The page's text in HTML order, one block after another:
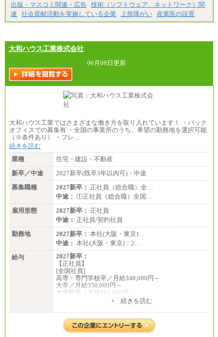
間に応じて、時間外手当等を支給。
エリアサポート職 月給188,000円
■（株）JTBグローバルマーケティング＆トラベル
訪日事業職 月給202,000～227,000円＋地域間調整
給
※詳細はJTBキャリアサイトよりご確認ください。
■(株)JTBビジネストランスフォーム
総合職 月給205,000～225,000円＋地域間調整給
エリア総合職 月給185,000円＋地域間調整給
■(株)JTBデータサービス ※2027年新卒募集終了
総合職 月給186,000～194,000円＋地域手当
■I&Jデジタルイノベーション(株)
総合職 月給224,500～242,600円＋地域手当
※詳細はJTBキャリアサイトよりご確認ください。
＜有期社員コース＞
■(株)JTBビジネストランスフォーム
有期契約職 月給185,000～195,000円
※詳細はJTBキャリアサイトよりご確認ください。
■(株)JTBパブリッシング ※2027年新卒募集終了
総合職 月給241,000円
中途：
①月給227,000円以上
②月給212,000円以上
③月給172,500円以上
④月給23万円～37万円
⑤月給20万円～25万円
⑥月給33万円～48万円
⑦月給271,000円以上
⑧～⑮月給200,000円〜月給400,000円
⑯月給185,000円以上
⑰月給237,000円以上
⑱月給212,000円以上
⑲東京：月給202,000 円以上 、京都：月給193,000 円
以上
出版・マスコミ関連・広告 技術（ソフトウェア、ネットワーク）関
連
社会貢献活動を実施している企業 上肢障がい 産業医の設置
大和ハウス工業株式会社
06月08日更新
大和ハウス工業ではさまざまな働き方を取り入れています！ ・バック
オフィスでの募集有 ・全国の事業所のうち、希望の勤務地を選択可能
（※条件あり） ・フレ…
続きを読む
業種
住宅・建設・不動産
新卒／中途
2027新卒(既卒3年以内可)・中途
募集職種
2027新卒： 正社員（総合職）全…
中途： ①正社員（総合職）全国…
雇用形態
2027新卒： 正社員
中途： 正社員/契約社員
勤務地
2027新卒： 本社(大阪・東京)…
中途： 本社(大阪・東京)：2…
給与
2027新卒：
【正社員】
[全国社員]
高専・専門学校卒／月給348,000円～
大卒／月給350,000円～
大学院卒／月給362,000円～
[地域社員]月給295,000円～
【正社員】
[全国社員]月給348,000円～
[地域社員]月給295,000円～
+ 続きを読む